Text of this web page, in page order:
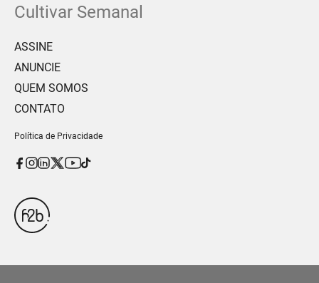
Cultivar Semanal
ASSINE
ANUNCIE
QUEM SOMOS
CONTATO
Política de Privacidade